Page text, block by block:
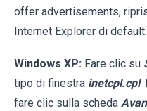
offer advertisements,
Internet Explorer di default.
Windows XP: Fare clic su
tipo di finestra inetcpl.cpl
fare clic sulla scheda